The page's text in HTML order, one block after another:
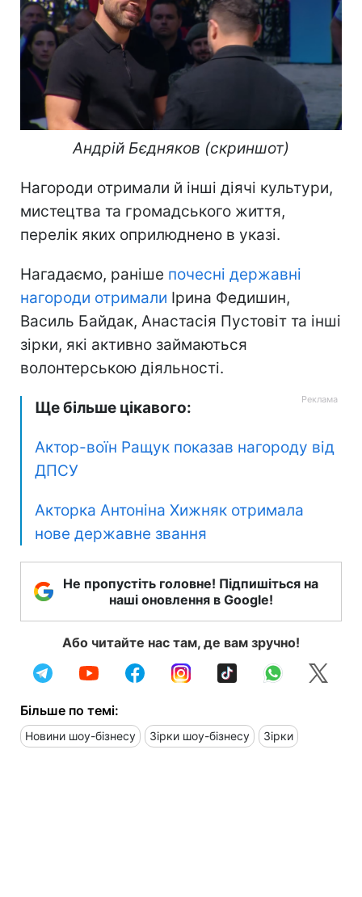
Андрій Бєдняков (скриншот)​
Нагороди отримали й інші діячі культури,
мистецтва та громадського життя,
перелік яких оприлюднено в указі.
Нагадаємо, раніше почесні державні
нагороди отримали Ірина Федишин,
Василь Байдак, Анастасія Пустовіт та інші
зірки, які активно займаються
волонтерською діяльності.
Ще більше цікавого:
Актор-воїн Ращук показав нагороду від
ДПСУ
Акторка Антоніна Хижняк отримала
нове державне звання
Не пропустіть головне! Підпишіться на
наші оновлення в Google!
Або читайте нас там, де вам зручно!
Більше по темі:
Новини шоу-бізнесу Зірки шоу-бізнесу Зірки